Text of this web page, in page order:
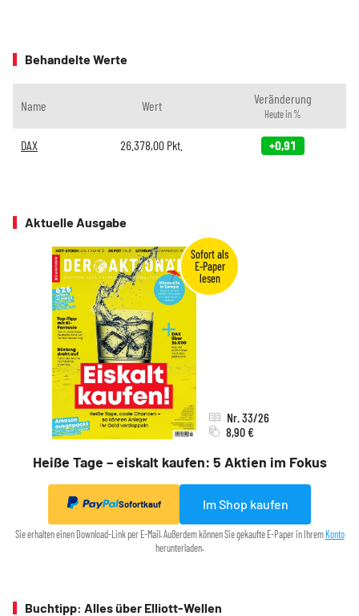
Behandelte Werte
Name Wert Veränderung
Heute in %
DAX 26.378,00 Pkt. +0,91
Aktuelle Ausgabe
Heiße Tage – eiskalt kaufen: 5 Aktien im Fokus
Nr. 33/26
8,90 €
Sofortkauf Im Shop kaufen
Sie erhalten einen Download-Link per E-Mail. Außerdem können Sie gekaufte E-Paper in IhremKonto
herunterladen.
Buchtipp: Alles über Elliott-Wellen